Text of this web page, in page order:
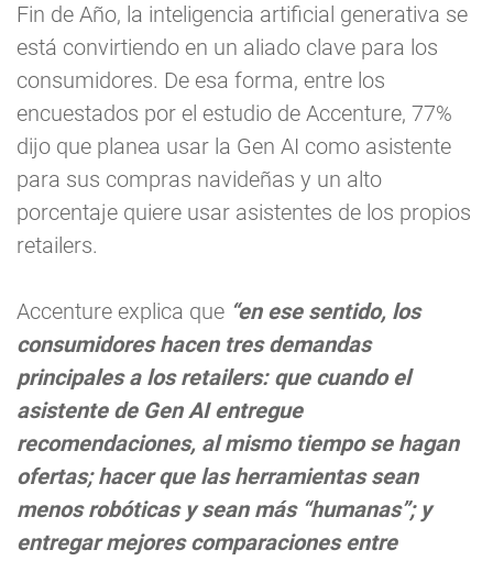
Fin de Año, la inteligencia artificial generativa se
está convirtiendo en un aliado clave para los
consumidores. De esa forma, entre los
encuestados por el estudio de Accenture, 77%
dijo que planea usar la Gen AI como asistente
para sus compras navideñas y un alto
porcentaje quiere usar asistentes de los propios
retailers.
Accenture explica que “en ese sentido, los
consumidores hacen tres demandas
principales a los retailers: que cuando el
asistente de Gen AI entregue
recomendaciones, al mismo tiempo se hagan
ofertas; hacer que las herramientas sean
menos robóticas y sean más “humanas”; y
entregar mejores comparaciones entre